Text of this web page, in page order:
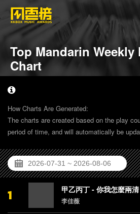
Top Mandarin Weekly
Chart
How Charts Are Generated:
The charts are created based on the play
period of time, and will automatically be
1 甲乙丙丁 - 你我怎麼兩清
李佳薇